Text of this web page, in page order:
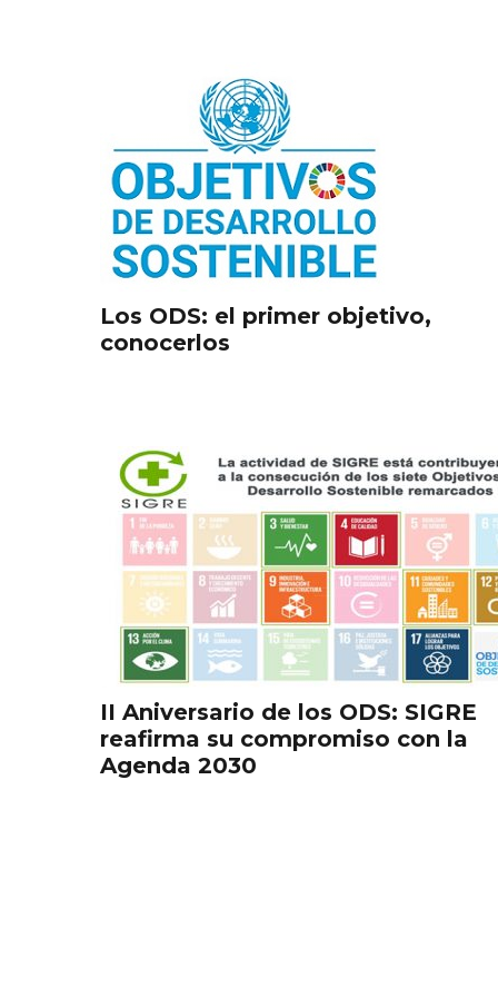
Los ODS: el primer objetivo,
conocerlos
II Aniversario de los ODS: SIGRE
reafirma su compromiso con la
Agenda 2030